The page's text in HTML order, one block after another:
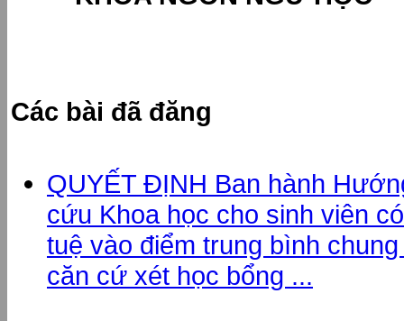
Các bài đã đăng
QUYẾT ĐỊNH Ban hành
cứu Khoa học cho sinh viên
tuệ vào điểm trung bình
căn cứ xét học bổng ...